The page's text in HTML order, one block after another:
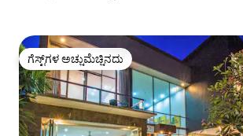
ಗೆಸ್ಟ್‌ಗಳ ಅಚ್ಚುಮೆಚ್ಚಿನದು
ಗೆಸ್ಟ್‌ಗಳ ಅಚ್ಚುಮೆಚ್ಚಿನದು